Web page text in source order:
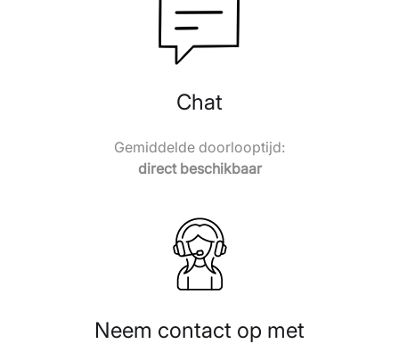
Chat
Gemiddelde doorlooptijd:
direct beschikbaar
Neem contact op met